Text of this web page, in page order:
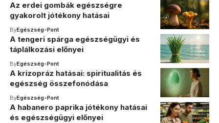
Az erdei gombák egészségre
gyakorolt jótékony hatásai
ByEgészség-Pont
A tengeri spárga egészségügyi és
táplálkozási előnyei
ByEgészség-Pont
A krizopráz hatásai: spiritualitás és
egészség összefonódása
ByEgészség-Pont
A habanero paprika jótékony hatásai
és egészségügyi előnyei